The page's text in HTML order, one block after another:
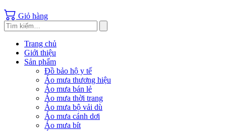
Giỏ hàng
Trang chủ
Giới thiệu
Sản phẩm
Đồ bảo hộ y tế
Áo mưa thương hiệu
Áo mưa bán lẻ
Áo mưa thời trang
Áo mưa bộ vải dù
Áo mưa cánh dơi
Áo mưa bít